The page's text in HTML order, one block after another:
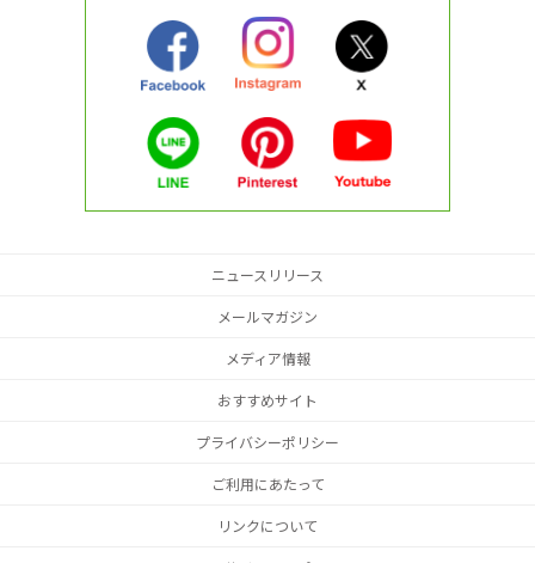
ニュースリリース
メールマガジン
メディア情報
おすすめサイト
プライバシーポリシー
ご利用にあたって
リンクについて